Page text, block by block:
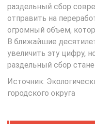
раздельный сбор
отправить на
огромный объем,
В ближайшие
увеличить эту цифру,
раздельный сбор
Источник:
городского округа